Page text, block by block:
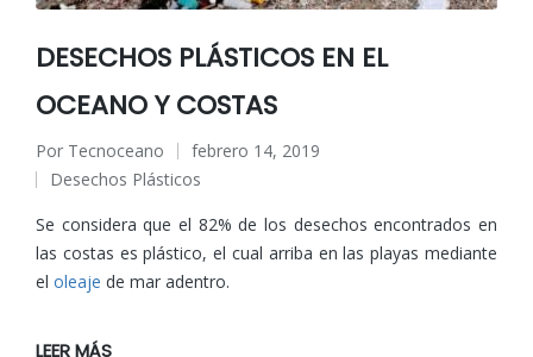
DESECHOS PLÁSTICOS EN EL
OCEANO Y COSTAS
Publicado
por
Por Tecnoceano
febrero 14, 2019
Publicado
en
Desechos Plásticos
Se considera que el 82% de los desechos encontrados en
las costas es plástico, el cual arriba en las playas mediante
el oleaje de mar adentro.
LEER MÁS